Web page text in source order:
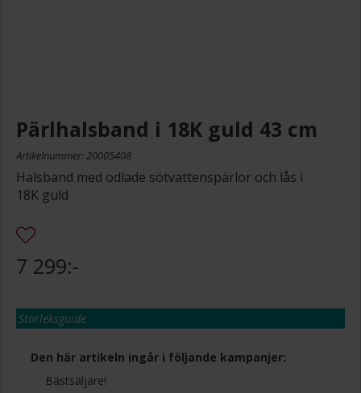
Pärlhalsband i 18K guld 43 cm
Artikelnummer: 20005408
Halsband med odlade sötvattenspärlor och lås i
18K guld
7 299:-
Storleksguide
Den här artikeln ingår i följande kampanjer:
Bästsäljare!